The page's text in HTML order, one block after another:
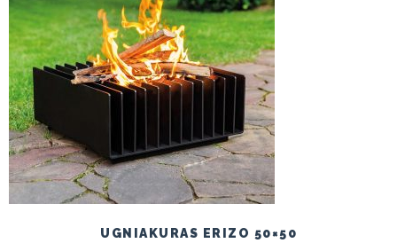
UGNIAKURAS ERIZO 50×50